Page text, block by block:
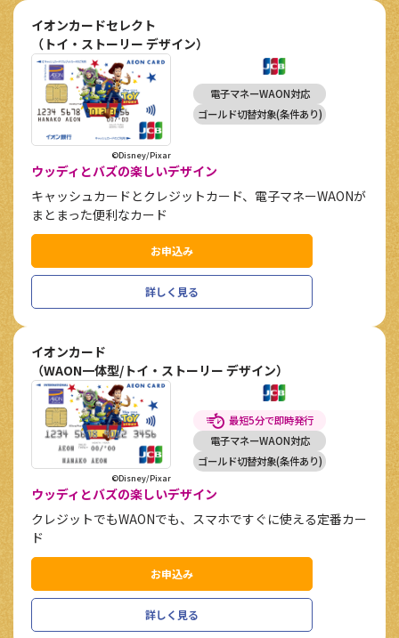
イオンカードセレクト
（トイ・ストーリー デザイン）
©Disney/Pixar
電子マネーWAON対応
ゴールド切替対象(条件あり)
ウッディとバズの楽しいデザイン
キャッシュカードとクレジットカード、電子マネーWAONが
まとまった便利なカード
お申込み
詳しく見る
イオンカード
（WAON一体型/トイ・ストーリー デザイン）
©Disney/Pixar
最短5分で即時発行
電子マネーWAON対応
ゴールド切替対象(条件あり)
ウッディとバズの楽しいデザイン
クレジットでもWAONでも、スマホですぐに使える定番カー
ド
お申込み
詳しく見る